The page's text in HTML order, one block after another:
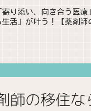
寄り添い、向き合う医
生活」が叶う！【薬剤師